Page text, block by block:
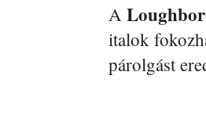
A
italok
párolgást